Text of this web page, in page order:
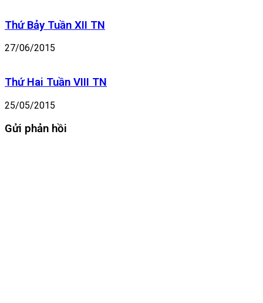
giám
Thứ Bảy Tuần XII TN
27/06/2015
Thứ Hai Tuần VIII TN
25/05/2015
Gửi phản hồi